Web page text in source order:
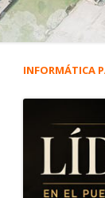
Barra
INFORMÁTICA